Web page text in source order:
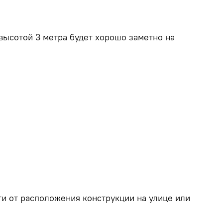
3 метра будет хорошо заметно на
от расположения конструкции на улице или